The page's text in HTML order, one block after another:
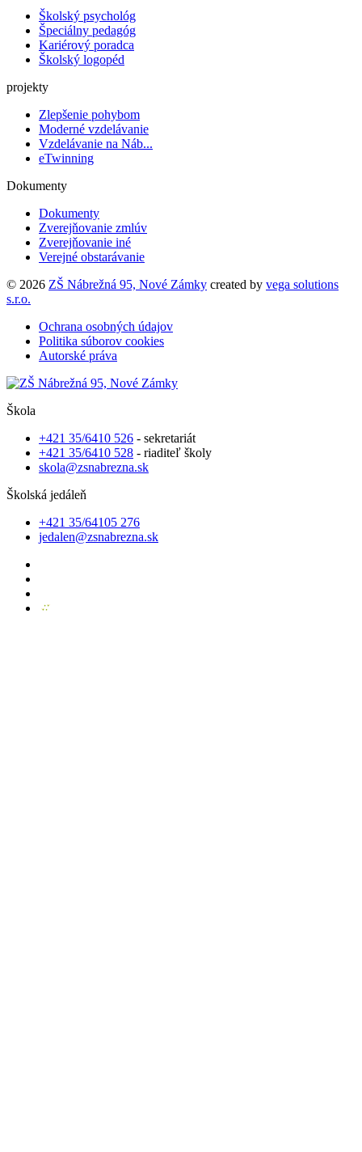
Školský psychológ
Špeciálny pedagóg
Kariérový poradca
Školský logopéd
projekty
Zlepšenie pohybom
Moderné vzdelávanie
Vzdelávanie na Náb...
eTwinning
Dokumenty
Dokumenty
Zverejňovanie zmlúv
Zverejňovanie iné
Verejné obstarávanie
© 2026 ZŠ Nábrežná 95, Nové Zámky created by vega solutions
s.r.o.
Ochrana osobných údajov
Politika súborov cookies
Autorské práva
Škola
+421 35/6410 526 - sekretariát
+421 35/6410 528 - riaditeľ školy
skola@zsnabrezna.sk
Školská jedáleň
+421 35/64105 276
jedalen@zsnabrezna.sk